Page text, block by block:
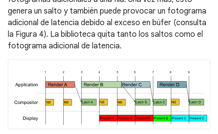
genera un salto y también puede provocar un fotograma
adicional de latencia debido al exceso en búfer (consulta
la Figura 4). La biblioteca quita tanto los saltos como el
fotograma adicional de latencia.